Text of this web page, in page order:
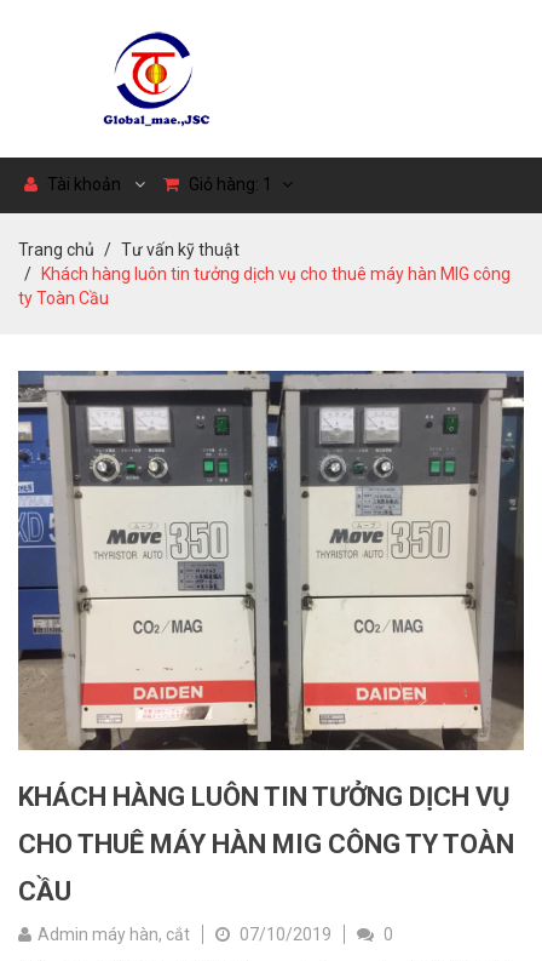
Tài khoản Giỏ hàng: 1
Trang chủ
Tư vấn kỹ thuật
Khách hàng luôn tin tưởng dịch vụ cho thuê máy hàn MIG công
ty Toàn Cầu
KHÁCH HÀNG LUÔN TIN TƯỞNG DỊCH VỤ
CHO THUÊ MÁY HÀN MIG CÔNG TY TOÀN
CẦU
Admin máy hàn, cắt 07/10/2019 0